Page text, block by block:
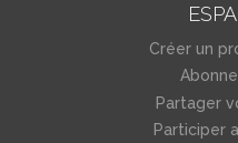
Créer un
Partager
Participer